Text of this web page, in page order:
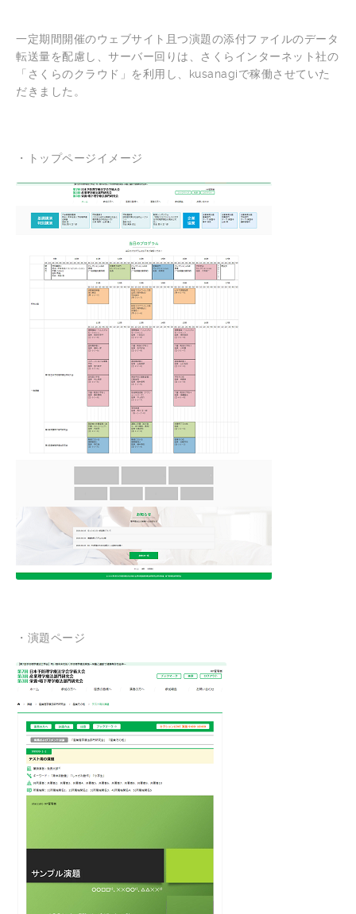
一定期間開催のウェブサイト且つ演題の添付ファイルのデータ
転送量を配慮し、サーバー回りは、さくらインターネット社の
「さくらのクラウド」を利用し、kusanagiで稼働させていた
だきました。
・トップページイメージ
・演題ページ